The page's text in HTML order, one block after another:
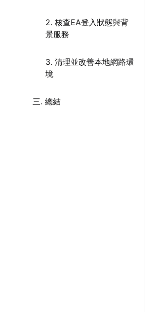
2. 核查EA登入狀態與背
景服務
3. 清理並改善本地網路環
境
三. 總結